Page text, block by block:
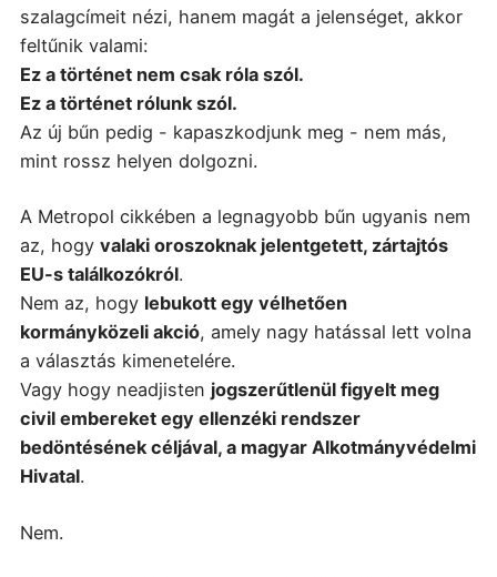
szalagcímeit nézi, hanem magát a jelenséget, akkor
feltűnik valami:
Ez a történet nem csak róla szól.
Ez a történet rólunk szól.
Az új bűn pedig - kapaszkodjunk meg - nem más,
mint rossz helyen dolgozni.
A Metropol cikkében a legnagyobb bűn ugyanis nem
az, hogy valaki oroszoknak jelentgetett, zártajtós
EU-s találkozókról.
Nem az, hogy lebukott egy vélhetően
kormányközeli akció, amely nagy hatással lett volna
a választás kimenetelére.
Vagy hogy neadjisten jogszerűtlenül figyelt meg
civil embereket egy ellenzéki rendszer
bedöntésének céljával, a magyar Alkotmányvédelmi
Hivatal.
Nem.